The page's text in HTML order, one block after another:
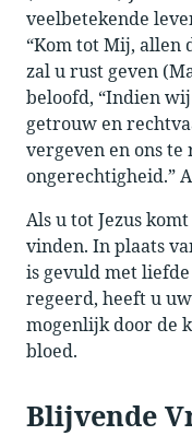
veelbetekende
“Kom tot Mij, allen
zal u rust geven
beloofd, “Indien
getrouw en
vergeven en ons
ongerechtigheid.”
Als u tot Jezus
vinden. In plaats
is gevuld met
regeerd, heeft u
mogenlijk door de
bloed.
Blijvende